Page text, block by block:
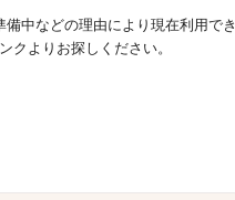
中などの理由により現在利用でき
クよりお探しください。